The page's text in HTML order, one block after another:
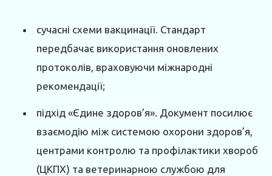
сучасні схеми вакцинації. Стандарт
передбачає використання оновлених
протоколів, враховуючи міжнародні
рекомендації;
підхід «Єдине здоров’я». Документ посилює
взаємодію між системою охорони здоров’я,
центрами контролю та профілактики хвороб
(ЦКПХ) та ветеринарною службою для